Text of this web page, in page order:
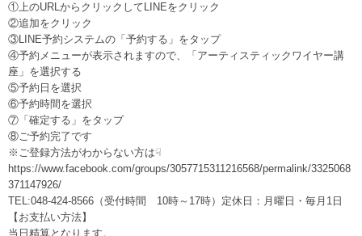
①上のURLからクリックしてLINEをクリック
②追加をクリック
③LINE予約システムの「予約する」をタップ
④予約メニューが表示されますので、「アーティスティックワイヤー講
座」を選択する
⑤予約日を選択
⑥予約時間を選択
⑦「確定する」をタップ
⑧ご予約完了です
※ご登録方法がわからない方は☟
https://www.facebook.com/groups/3057715311216568/permalink/3325068
371147926/
TEL:048-424-8566（受付時間 10時～17時）定休日：月曜日・毎月1日
【お支払い方法】
当日精算となります。